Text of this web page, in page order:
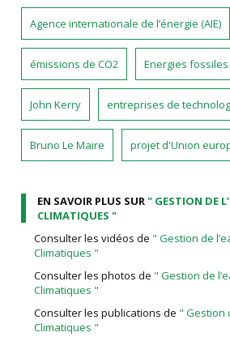
Agence internationale de l’énergie (AIE)
émissions de CO2 Energies fossiles
John Kerry entreprises de
Bruno Le Maire projet d'Union
EN SAVOIR PLUS SUR" GESTION DE
CLIMATIQUES "
Consulter les vidéos de " Gestion de
Climatiques "
Consulter les photos de " Gestion de
Climatiques "
Consulter les publications de " Gestion
Climatiques "